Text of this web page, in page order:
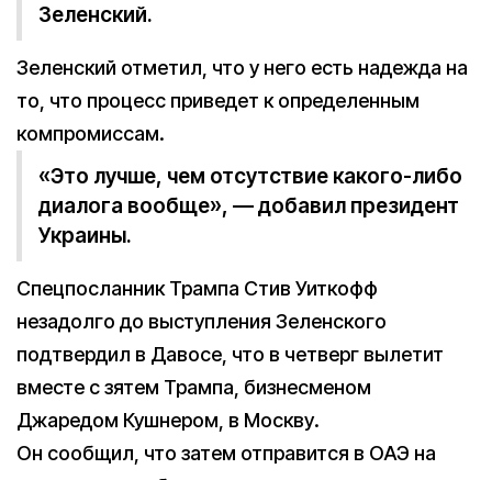
Зеленский.
Зеленский отметил, что у него есть надежда на
то, что процесс приведет к определенным
компромиссам.
«Это лучше, чем отсутствие какого-либо
диалога вообще», — добавил президент
Украины.
Спецпосланник Трампа Стив Уиткофф
незадолго до выступления Зеленского
подтвердил в Давосе, что в четверг вылетит
вместе с зятем Трампа, бизнесменом
Джаредом Кушнером, в Москву.
Он сообщил, что затем отправится в ОАЭ на